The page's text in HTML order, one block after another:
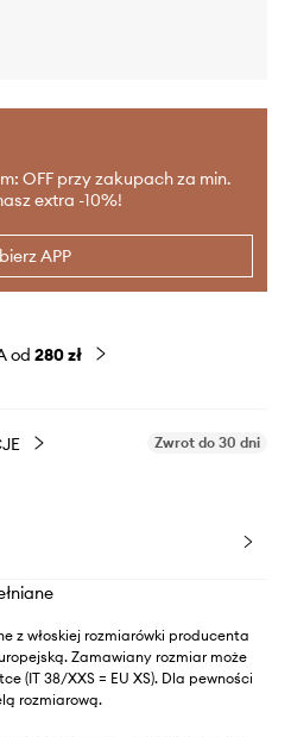
OFF przy zakupach za min.
extra -10%!
APP
od 280 zł
Zwrot do 30 dni
z włoskiej rozmiarówki producenta
Zamawiany rozmiar może
(IT 38/XXS = EU XS). Dla pewności
rozmiarową.